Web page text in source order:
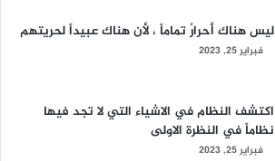
ليس هناك أحرارٌ تماماً ، لأن هناك عبيداً لحريتهم
فبراير 25, 2023
اكتشف النظام في الاشياء التي لا تجد فيها
نظاماً في النظرة الاولى
فبراير 25, 2023